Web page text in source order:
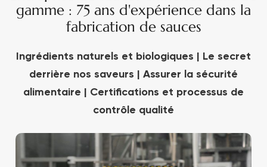
gamme : 75 ans d'expérience dans la
fabrication de sauces
Ingrédients naturels et biologiques | Le secret
derrière nos saveurs | Assurer la sécurité
alimentaire | Certifications et processus de
contrôle qualité